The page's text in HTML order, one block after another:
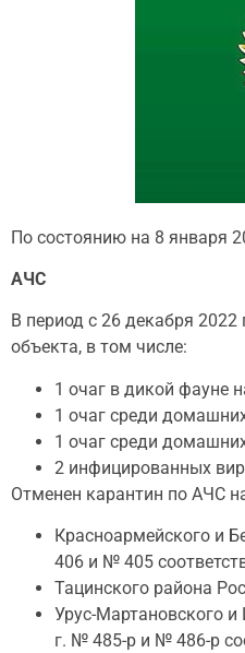
По состоянию на 8 января
АЧС
В период с 26 декабря
объекта, в том числе:
1 очаг в дикой фауне
1 очаг среди
1 очаг среди
2 инфицированных
Отменен карантин по АЧС
Красноармейского и
406 и № 405
Тацинского района
Урус-Мартановского
г. № 485-р и № 486-р